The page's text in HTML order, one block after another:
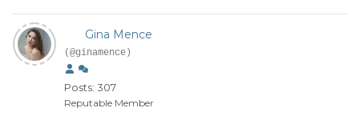
Gina Mence
(@ginamence)
Posts: 307
Reputable Member